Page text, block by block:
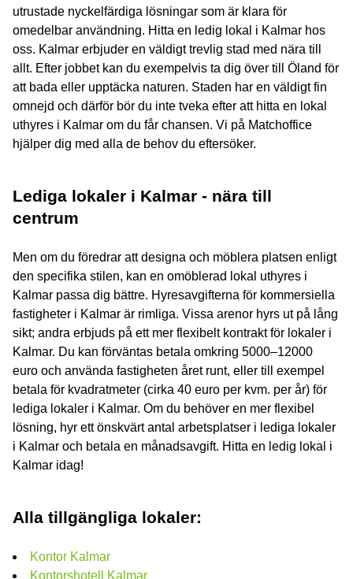
utrustade nyckelfärdiga lösningar som är klara för
omedelbar användning. Hitta en ledig lokal i Kalmar hos
oss. Kalmar erbjuder en väldigt trevlig stad med nära till
allt. Efter jobbet kan du exempelvis ta dig över till Öland för
att bada eller upptäcka naturen. Staden har en väldigt fin
omnejd och därför bör du inte tveka efter att hitta en lokal
uthyres i Kalmar om du får chansen. Vi på Matchoffice
hjälper dig med alla de behov du eftersöker.
Lediga lokaler i Kalmar - nära till
centrum
Men om du föredrar att designa och möblera platsen enligt
den specifika stilen, kan en omöblerad lokal uthyres i
Kalmar passa dig bättre. Hyresavgifterna för kommersiella
fastigheter i Kalmar är rimliga. Vissa arenor hyrs ut på lång
sikt; andra erbjuds på ett mer flexibelt kontrakt för lokaler i
Kalmar. Du kan förväntas betala omkring 5000–12000
euro och använda fastigheten året runt, eller till exempel
betala för kvadratmeter (cirka 40 euro per kvm. per år) för
lediga lokaler i Kalmar. Om du behöver en mer flexibel
lösning, hyr ett önskvärt antal arbetsplatser i lediga lokaler
i Kalmar och betala en månadsavgift. Hitta en ledig lokal i
Kalmar idag!
Alla tillgängliga lokaler:
Kontor Kalmar
Kontorshotell Kalmar